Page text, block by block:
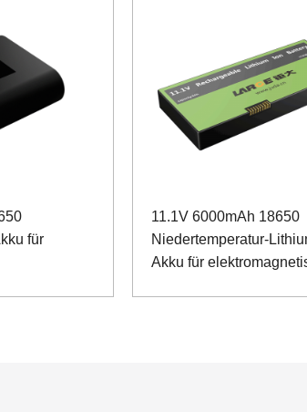
für
11.1V 6000mAh 18650
Niedertemperatur-
Akku für